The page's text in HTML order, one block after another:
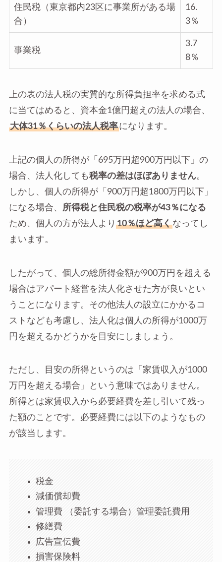
住民税（東京都内23区に事業所がある場
合）
16.
3％
事業税
3.7
8％
上の表の法人税の実質的な所得負担率を求める式
に当てはめると、資本金1億円超えの法人の場合、
大体31％くらいの法人税率になります。
上記の個人の所得が「695万円超900万円以下」の
場合、法人化しても税率の差はほぼありません。
しかし、個人の所得が「900万円超1800万円以下」
になる場合、
所得税と住民税の税率が43％になる
ため、個人の方が法人より 10％ほど高くなってし
まいます。
したがって、個人の総所得金額が900万円を超える
場合はアパート経営を法人化させた方が良いとい
うことになります。その他法人の設立にかかるコ
ストなども考慮し、法人化は個人の所得が1000万
円を超えるかどうかを目安にしましょう。
ただし、目安の所得というのは「家賃収入が1000
万円を超える場合」という意味ではありません。
所得とは家賃収入から必要経費を差し引いて残っ
た額のことです。必要経費には以下のようなもの
が該当します。
税金
減価償却費
管理費 （委託する場合）管理委託費用
修繕費
広告宣伝費
損害保険料